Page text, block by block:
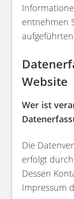
entnehmen
Website
Wer ist
Die
erfolgt
Dessen
Impressum